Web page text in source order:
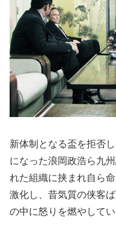
新体制となる盃を拒否
になった浪岡政浩ら九
れた組織に挟まれ自ら
激化し、昔気質の侠客
の中に怒りを燃やしてい